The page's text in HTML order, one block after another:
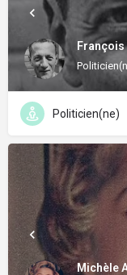
François
Politicien(ne)
Michèle